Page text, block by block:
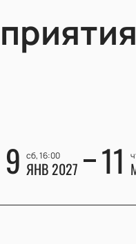
9 сб, 16:00
ЯНВ 2027 11